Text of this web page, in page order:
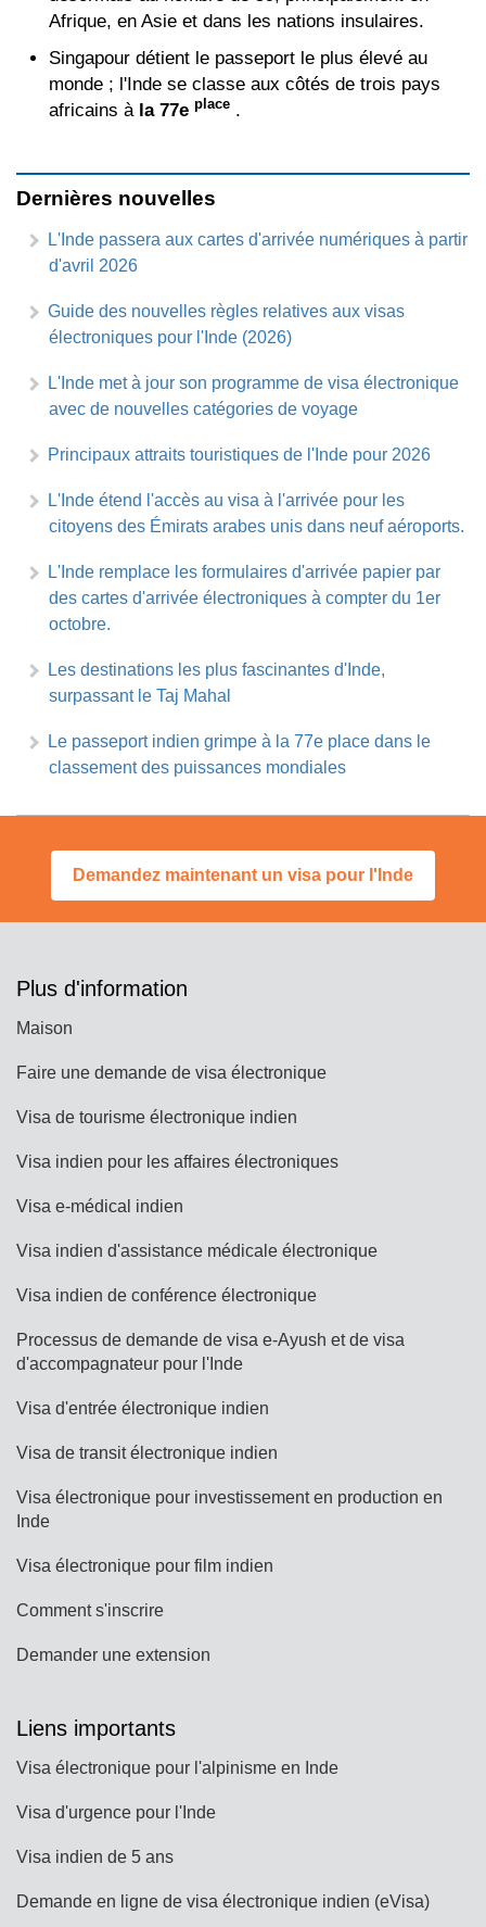
Afrique, en Asie et dans les nations insulaires.
Singapour détient le passeport le plus élevé au
monde ; l'Inde se classe aux côtés de trois pays
africains à la 77e place .
Dernières nouvelles
L'Inde passera aux cartes d'arrivée numériques à partir
d'avril 2026
Guide des nouvelles règles relatives aux visas
électroniques pour l'Inde (2026)
L'Inde met à jour son programme de visa électronique
avec de nouvelles catégories de voyage
Principaux attraits touristiques de l'Inde pour 2026
L'Inde étend l'accès au visa à l'arrivée pour les
citoyens des Émirats arabes unis dans neuf aéroports.
L'Inde remplace les formulaires d'arrivée papier par
des cartes d'arrivée électroniques à compter du 1er
octobre.
Les destinations les plus fascinantes d'Inde,
surpassant le Taj Mahal
Le passeport indien grimpe à la 77e place dans le
classement des puissances mondiales
Demandez maintenant un visa pour l'Inde
Plus d'information
Maison
Faire une demande de visa électronique
Visa de tourisme électronique indien
Visa indien pour les affaires électroniques
Visa e-médical indien
Visa indien d'assistance médicale électronique
Visa indien de conférence électronique
Processus de demande de visa e-Ayush et de visa
d'accompagnateur pour l'Inde
Visa d'entrée électronique indien
Visa de transit électronique indien
Visa électronique pour investissement en production en
Inde
Visa électronique pour film indien
Comment s'inscrire
Demander une extension
Liens importants
Visa électronique pour l'alpinisme en Inde
Visa d'urgence pour l'Inde
Visa indien de 5 ans
Demande en ligne de visa électronique indien (eVisa)